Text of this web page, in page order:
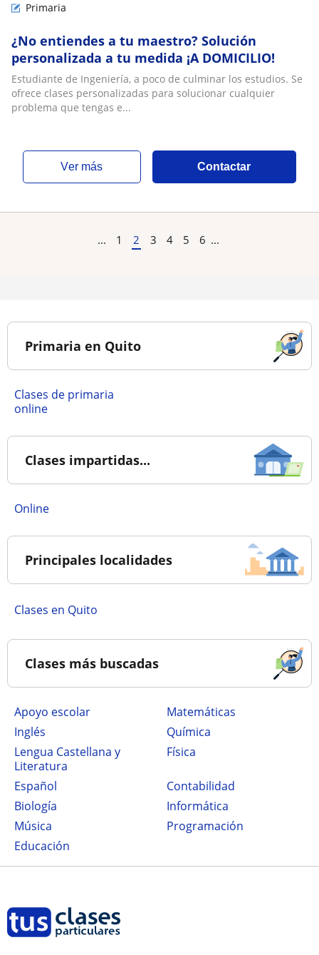
Primaria
¿No entiendes a tu maestro? Solución
personalizada a tu medida ¡A DOMICILIO!
Estudiante de Ingeniería, a poco de culminar los estudios. Se
ofrece clases personalizadas para solucionar cualquier
problema que tengas e...
ver más Contactar
... 1 2 3 4 5 6 ...
Primaria en Quito
Clases de primaria
online
Clases impartidas...
online
Principales localidades
Clases en Quito
Clases más buscadas
Apoyo escolar
Matemáticas
Inglés
Química
Lengua Castellana y
Literatura
Física
Español
Contabilidad
Biología
Informática
Música
Programación
Educación